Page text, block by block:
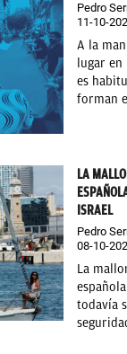
Pedro
11-10-
A la
lugar
es
forman
LA
ISRAEL
Pedro
08-10-
La
todavía